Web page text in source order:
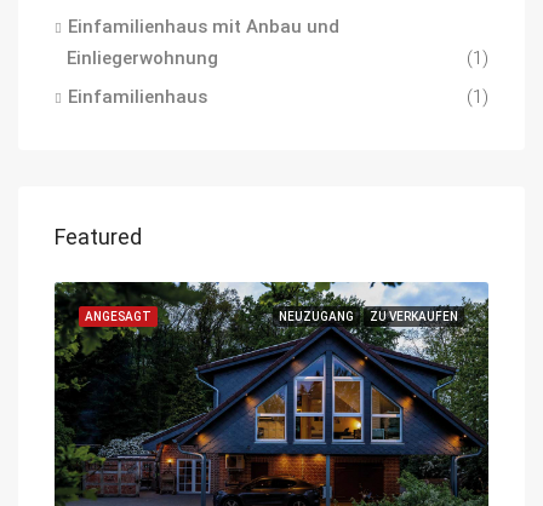
Einfamilienhaus mit Anbau und
Einliegerwohnung
(1)
Einfamilienhaus
(1)
Featured
NEUZUGANG ZU VERKAUFEN
ANGESAGT